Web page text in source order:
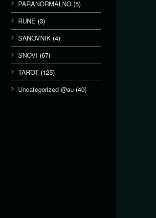
PARANORMALNO (5)
RUNE (3)
SANOVNIK (4)
SNOVI (67)
TAROT (125)
Uncategorized @au (40)